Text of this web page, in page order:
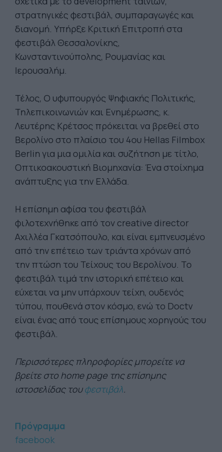
στρατηγικές φεστιβάλ, συμπαραγωγές και
διανομή. Υπήρξε Κριτική Επιτροπή στα
φεστιβάλ Θεσσαλονίκης,
Κωνσταντινούπολης, Ρουμανίας και
Ιερουσαλήμ.
Τέλος, Ο υφυπουργός Ψηφιακής Πολιτικής,
Τηλεπικοινωνιών και Ενημέρωσης, κ.
Λευτέρης Κρέτσος πρόκειται να βρεθεί στο
Βερολίνο στο πλαίσιο του 4ου Hellas Filmbox
Berlin για μια ομιλία και συζήτηση με τίτλο,
Οπτικοακουστική Βιομηχανία: Ένα στοίχημα
ανάπτυξης για την Ελλάδα.
Η επίσημη αφίσα του φεστιβάλ
φιλοτεχνήθηκε από τον creative director
Αχιλλέα Γκατσόπουλο, και είναι εμπνευσμένο
από την επέτειο των τριάντα χρόνων από
την πτώση του Τείχους του Βερολίνου. Το
φεστιβάλ τιμά την ιστορική επέτειο και
εύχεται να μην υπάρχουν τείχη, ουδενός
τύπου, πουθενά στον κόσμο, ενώ το Doctv
είναι ένας από τους επίσημους χορηγούς του
φεστιβάλ.
Περισσότερες πληροφορίες μπορείτε να
βρείτε στο home page της επίσημης
ιστοσελίδας τουφεστιβάλ.
Πρόγραμμα
facebook